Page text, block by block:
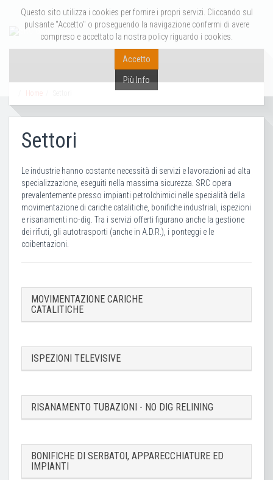
Questo sito utilizza i cookies per fornire i propri servizi. Cliccando sul
pulsante "Accetto" o proseguendo la navigazione confermi di avere
compreso e accettato la nostra policy riguardo i cookies.
Accetto
Più Info
Home
Settori
Le industrie hanno costante necessità di servizi e lavorazioni ad alta
specializzazione, eseguiti nella massima sicurezza. SRC opera
prevalentemente presso impianti petrolchimici nelle specialità della
movimentazione di cariche catalitiche, bonifiche industriali, ispezioni
e risanamenti no-dig. Tra i servizi offerti figurano anche la gestione
dei rifiuti, gli autotrasporti (anche in A.D.R.), i ponteggi e le
coibentazioni.
MOVIMENTAZIONE CARICHE
CATALITICHE
ISPEZIONI TELEVISIVE
RISANAMENTO TUBAZIONI - NO DIG RELINING
BONIFICHE DI SERBATOI, APPARECCHIATURE ED
IMPIANTI